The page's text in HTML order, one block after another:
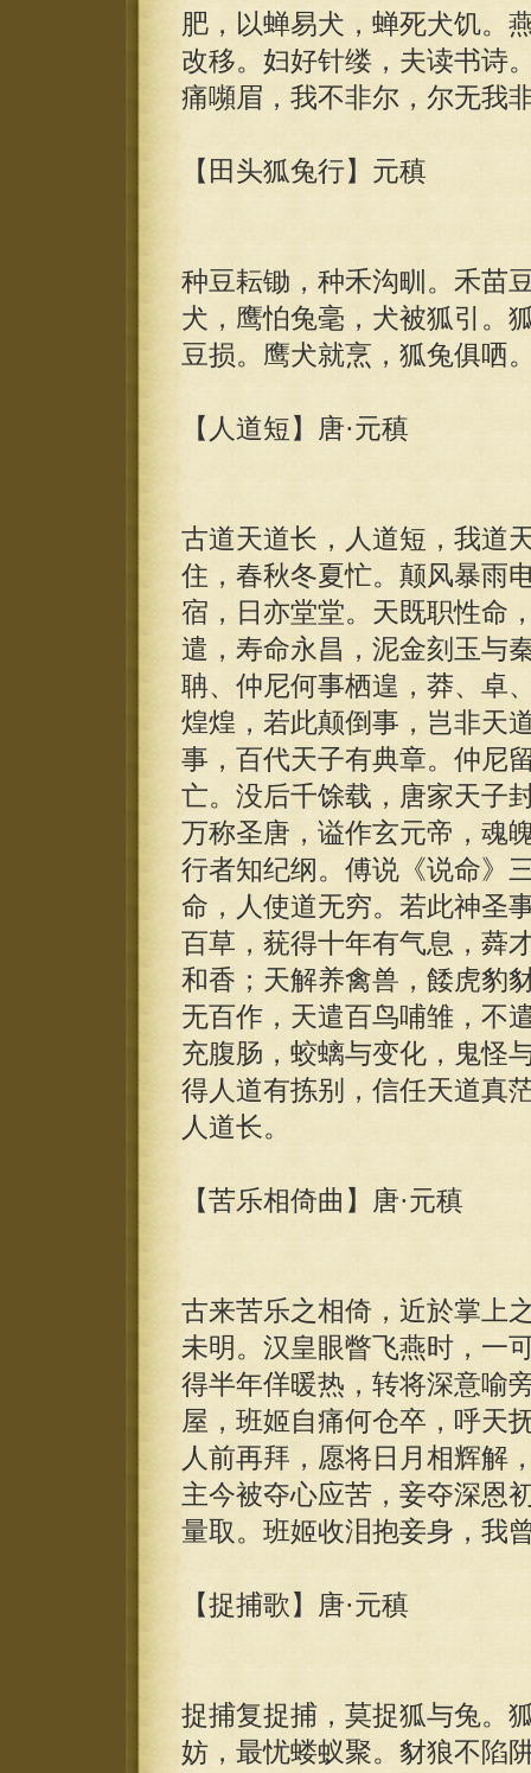
肥，以蝉易犬，蝉死犬饥。
改移。妇好针缕，夫读书诗
痛嚬眉，我不非尔，尔无我
【田头狐兔行】元稹
种豆耘锄，种禾沟甽。禾苗
犬，鹰怕兔毫，犬被狐引。
豆损。鹰犬就烹，狐兔俱哂
【人道短】唐·元稹
古道天道长，人道短，我道
住，春秋冬夏忙。颠风暴雨
宿，日亦堂堂。天既职性命
遣，寿命永昌，泥金刻玉与
聃、仲尼何事栖遑，莽、卓
煌煌，若此颠倒事，岂非天
事，百代天子有典章。仲尼
亡。没后千馀载，唐家天子
万称圣唐，谥作玄元帝，魂
行者知纪纲。傅说《说命》
命，人使道无穷。若此神圣
百草，莸得十年有气息，蕣
和香；天解养禽兽，餧虎豹
无百作，天遣百鸟哺雏，不
充腹肠，蛟螭与变化，鬼怪
得人道有拣别，信任天道真
人道长。
【苦乐相倚曲】唐·元稹
古来苦乐之相倚，近於掌上
未明。汉皇眼瞥飞燕时，一
得半年佯暖热，转将深意喻
屋，班姬自痛何仓卒，呼天
人前再拜，愿将日月相辉解
主今被夺心应苦，妾夺深恩
量取。班姬收泪抱妾身，我
【捉捕歌】唐·元稹
捉捕复捉捕，莫捉狐与兔。
妨，最忧蝼蚁聚。豺狼不陷